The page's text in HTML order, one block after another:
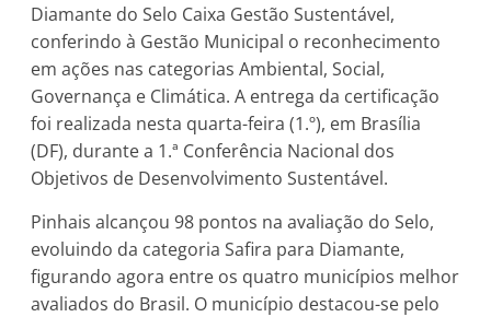
Diamante do Selo Caixa Gestão Sustentável,
conferindo à Gestão Municipal o reconhecimento
em ações nas categorias Ambiental, Social,
Governança e Climática. A entrega da certificação
foi realizada nesta quarta-feira (1.º), em Brasília
(DF), durante a 1.ª Conferência Nacional dos
Objetivos de Desenvolvimento Sustentável.
Pinhais alcançou 98 pontos na avaliação do Selo,
evoluindo da categoria Safira para Diamante,
figurando agora entre os quatro municípios melhor
avaliados do Brasil. O município destacou-se pelo